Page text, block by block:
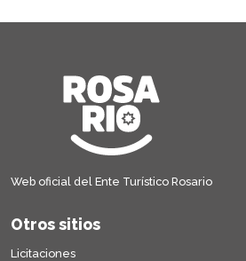
Web oficial del Ente Turístico Rosario
Otros sitios
Licitaciones